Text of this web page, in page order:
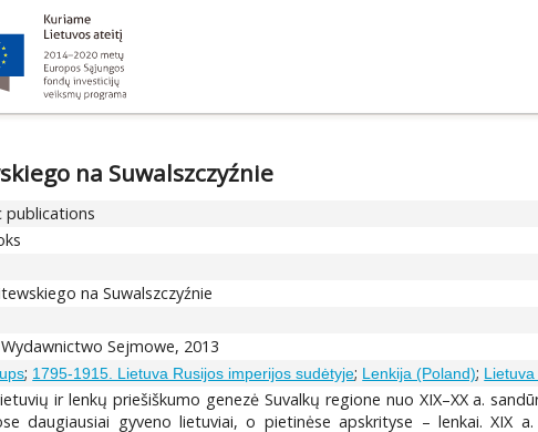
na Suwalszczyźnie
publications
na Suwalszczyźnie
Sejmowe, 2013
; 1795-1915. Lietuva Rusijos imperijos sudėtyje; Lenkija (Poland);
ir lenkų priešiškumo genezė Suvalkų regione nuo XIX–XX a.
daugiausiai gyveno lietuviai, o pietinėse apskrityse – lenkai. XIX